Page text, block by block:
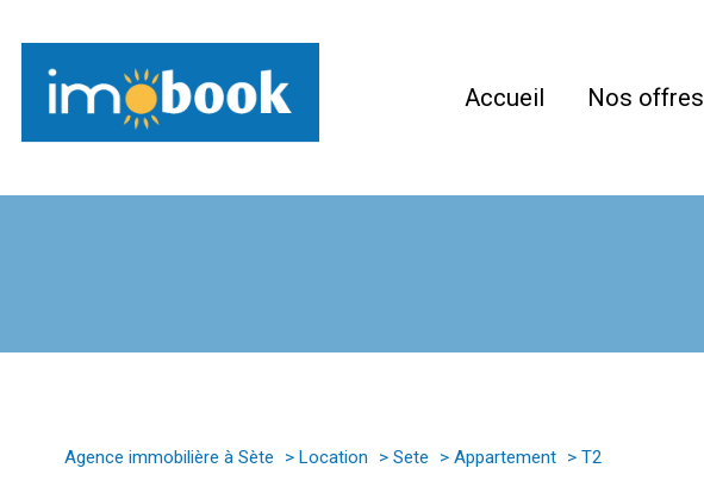
Accueil Nos offres
du neuf
Agence immobilière à Sète Location Sete Appartement T2